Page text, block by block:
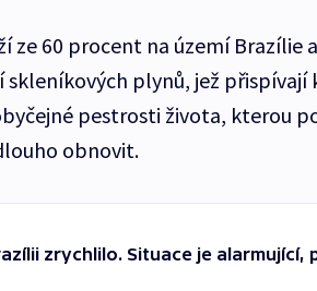
ze 60 procent na území Brazílie
plynů, jež přispívají
pestrosti života, kterou
obnovit.
zrychlilo. Situace je alarmující,